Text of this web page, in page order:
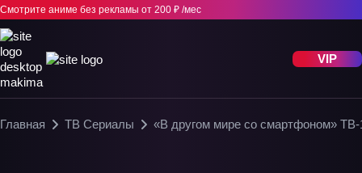
Смотрите аниме без рекламы от 200 ₽ /мес
VIP
Главная ТВ Сериалы «В другом мире со смартфоном» ТВ-